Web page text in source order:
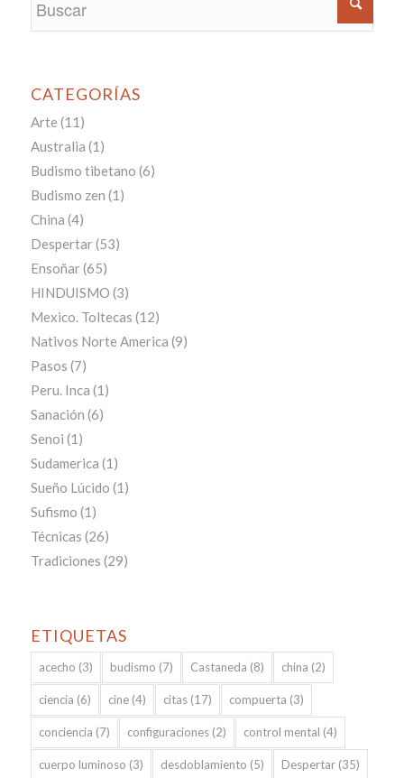
CATEGORÍAS
Arte (11)
Australia (1)
Budismo tibetano (6)
Budismo zen (1)
China (4)
Despertar(53)
Ensoñar(65)
HINDUISMO (3)
Mexico. Toltecas (12)
Nativos Norte America (9)
Pasos (7)
Peru. Inca (1)
Sanación (6)
Senoi (1)
Sudamerica (1)
Sueño Lúcido (1)
Sufismo (1)
Técnicas (26)
Tradiciones (29)
ETIQUETAS
acecho (3) budismo (7) Castaneda (8) china (2)
ciencia (6) cine(4) citas(17) compuerta (3)
conciencia (7) configuraciones(2) control mental (4)
cuerpo luminoso (3) desdoblamiento (5) Despertar(35)